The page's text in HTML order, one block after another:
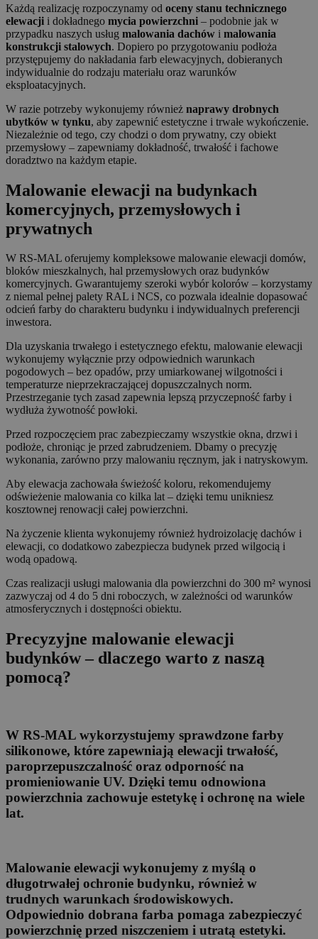
Każdą realizację rozpoczynamy od oceny stanu technicznego
elewacji i dokładnego mycia powierzchni – podobnie jak w
przypadku naszych usług malowania dachów i malowania
konstrukcji stalowych. Dopiero po przygotowaniu podłoża
przystępujemy do nakładania farb elewacyjnych, dobieranych
indywidualnie do rodzaju materiału oraz warunków
eksploatacyjnych.
W razie potrzeby wykonujemy również naprawy drobnych
ubytków w tynku, aby zapewnić estetyczne i trwałe wykończenie.
Niezależnie od tego, czy chodzi o dom prywatny, czy obiekt
przemysłowy – zapewniamy dokładność, trwałość i fachowe
doradztwo na każdym etapie.
Malowanie elewacji na budynkach
komercyjnych, przemysłowych i
prywatnych
W RS-MAL oferujemy kompleksowe malowanie elewacji domów,
bloków mieszkalnych, hal przemysłowych oraz budynków
komercyjnych. Gwarantujemy szeroki wybór kolorów – korzystamy
z niemal pełnej palety RAL i NCS, co pozwala idealnie dopasować
odcień farby do charakteru budynku i indywidualnych preferencji
inwestora.
Dla uzyskania trwałego i estetycznego efektu, malowanie elewacji
wykonujemy wyłącznie przy odpowiednich warunkach
pogodowych – bez opadów, przy umiarkowanej wilgotności i
temperaturze nieprzekraczającej dopuszczalnych norm.
Przestrzeganie tych zasad zapewnia lepszą przyczepność farby i
wydłuża żywotność powłoki.
Przed rozpoczęciem prac zabezpieczamy wszystkie okna, drzwi i
podłoże, chroniąc je przed zabrudzeniem. Dbamy o precyzję
wykonania, zarówno przy malowaniu ręcznym, jak i natryskowym.
Aby elewacja zachowała świeżość koloru, rekomendujemy
odświeżenie malowania co kilka lat – dzięki temu unikniesz
kosztownej renowacji całej powierzchni.
Na życzenie klienta wykonujemy również hydroizolację dachów i
elewacji, co dodatkowo zabezpiecza budynek przed wilgocią i
wodą opadową.
Czas realizacji usługi malowania dla powierzchni do 300 m² wynosi
zazwyczaj od 4 do 5 dni roboczych, w zależności od warunków
atmosferycznych i dostępności obiektu.
Precyzyjne malowanie elewacji
budynków – dlaczego warto z naszą
pomocą?
W RS-MAL wykorzystujemy sprawdzone farby
silikonowe, które zapewniają elewacji trwałość,
paroprzepuszczalność oraz odporność na
promieniowanie UV. Dzięki temu odnowiona
powierzchnia zachowuje estetykę i ochronę na wiele
lat.
Malowanie elewacji wykonujemy z myślą o
długotrwałej ochronie budynku, również w
trudnych warunkach środowiskowych.
Odpowiednio dobrana farba pomaga zabezpieczyć
powierzchnię przed niszczeniem i utratą estetyki.